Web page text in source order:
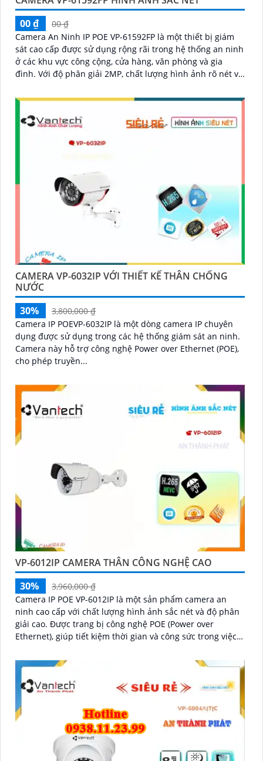
00 ₫
00 ₫
Camera An Ninh IP POE VP-61592FP là một thiết bị giám
sát cao cấp được sử dụng rộng rãi trong hệ thống an ninh
ở các khu vực công cộng, cửa hàng, văn phòng và gia
đình. Với độ phân giải 2MP, chất lượng hình ảnh rõ nét và
CAMERA VP-6032IP VỚI THIẾT KẾ THÂN CHỐNG
NƯỚC
30%
3,800,000 ₫
Camera IP POEVP-6032IP là một dòng camera IP chuyên
dụng được sử dụng trong các hệ thống giám sát an ninh.
Camera này hỗ trợ công nghệ Power over Ethernet (POE),
cho phép truyền...
VP-6012IP CAMERA THÂN CÔNG NGHỆ CAO
30%
3,960,000 ₫
Camera IP POE VP-6012IP là một sản phẩm camera an
ninh cao cấp với chất lượng hình ảnh sắc nét và độ phân
giải cao. Được trang bị công nghệ POE (Power over
Ethernet), giúp tiết kiệm thời gian và công sức trong việc